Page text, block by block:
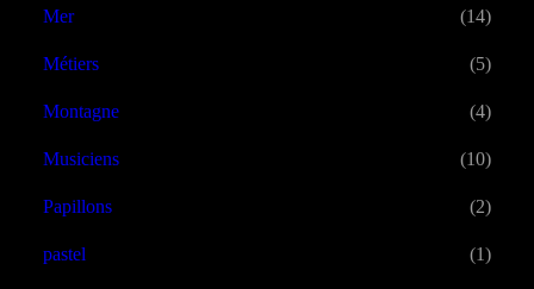
Mer (14)
Métiers (5)
Montagne (4)
Musiciens (10)
Papillons (2)
pastel (1)